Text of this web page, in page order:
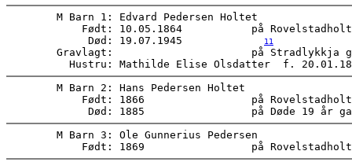
        M Barn 1: Edvard Pedersen Holtet
Født: 10.05.1864           på
             Død: 19.07.1945
11
Gravlagt:                      på
        M Barn 2: Hans Pedersen Holtet
Født: 1866                 på
Død: 1885                 på Døde 19 år
        M Barn 3: Ole Gunnerius Pedersen
Født: 1869                 på